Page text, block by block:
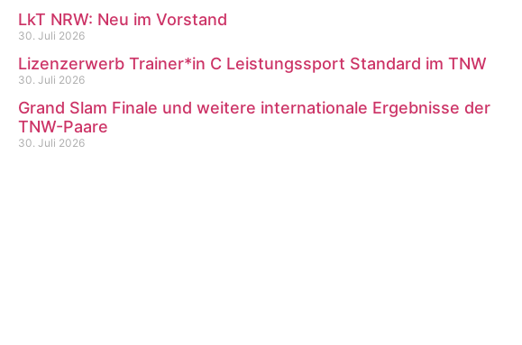
LkT NRW: Neu im Vorstand
30. Juli 2026
Lizenzerwerb Trainer*in C Leistungssport Standard im TNW
30. Juli 2026
Grand Slam Finale und weitere internationale Ergebnisse der
TNW-Paare
30. Juli 2026